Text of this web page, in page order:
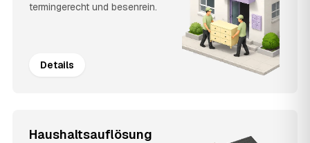
termingerecht und besenrein.
Details
Haushaltsauflösung